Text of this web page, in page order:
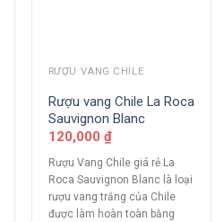
RƯỢU VANG CHILE
Rượu vang Chile La Roca
Sauvignon Blanc
120,000 ₫
Rượu Vang Chile giá rẻ La
Roca Sauvignon Blanc là loại
rượu vang trắng của Chile
được làm hoàn toàn bằng